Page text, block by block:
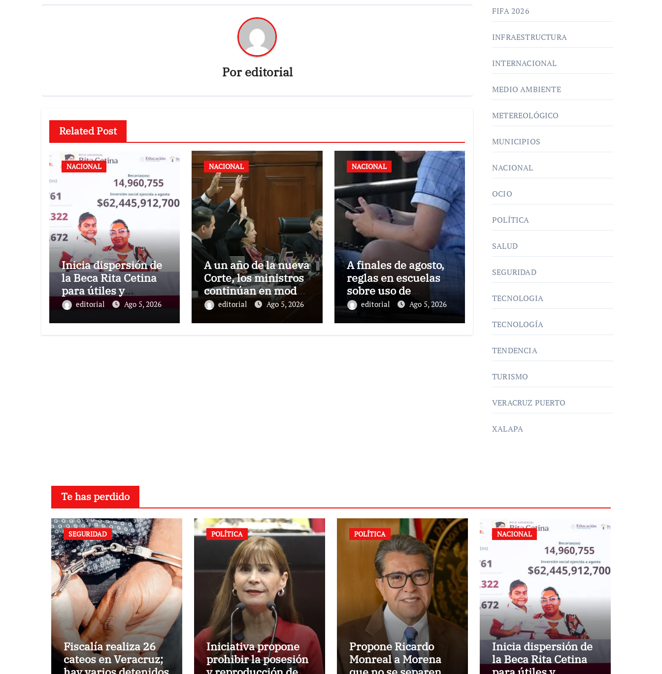
Poreditorial
Related Post
NACIONAL
Inicia dispersión de
la Beca Rita Cetina
para útiles y
uniformes escolares
editorial Ago 5, 2026
NACIONAL
A un año de la nueva
Corte, los ministros
continúan en modo
de prueba
editorial Ago 5, 2026
NACIONAL
A finales de agosto,
reglas en escuelas
sobre uso de
celulares y redes
sociales: Sheinbaum
editorial Ago 5, 2026
FIFA 2026
INFRAESTRUCTURA
INTERNACIONAL
MEDIO AMBIENTE
METEREOLÓGICO
MUNICIPIOS
NACIONAL
OCIO
POLÍTICA
SALUD
SEGURIDAD
TECNOLOGIA
TECNOLOGÍA
TENDENCIA
TURISMO
VERACRUZ PUERTO
XALAPA
Te has perdido
SEGURIDAD
Fiscalía realiza 26
cateos en Veracruz;
POLÍTICA
Iniciativa propone
prohibir la posesión
POLÍTICA
Propone Ricardo
Monreal a Morena
NACIONAL
Inicia dispersión de
la Beca Rita Cetina